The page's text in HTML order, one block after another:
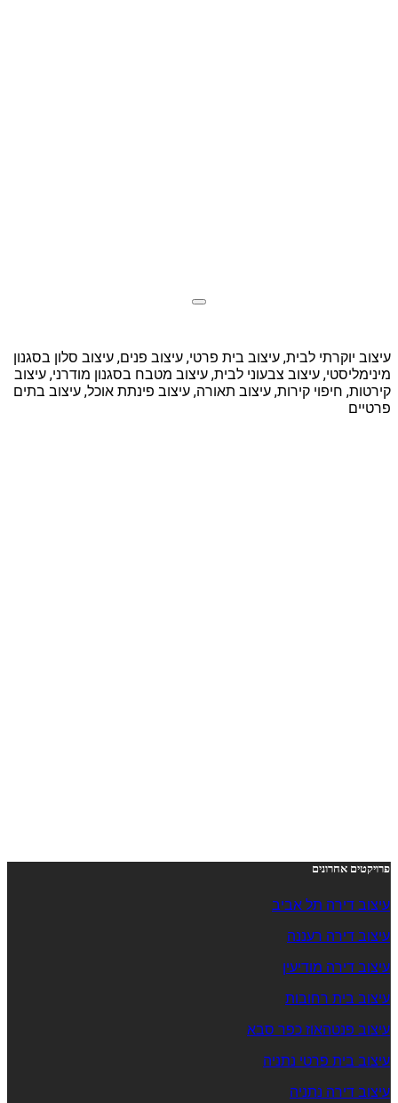
עיצוב יוקרתי לבית, עיצוב בית פרטי, עיצוב פנים, עיצוב סלון בסגנון
מינימליסטי, עיצוב צבעוני לבית, עיצוב מטבח בסגנון מודרני, עיצוב
קירטות, חיפוי קירות, עיצוב תאורה, עיצוב פינתת אוכל, עיצוב בתים
פרטיים
פרויקטים אחרונים
עיצוב דירה תל אביב
עיצוב דירה רעננה
עיצוב דירה מודיעין
עיצוב בית רחובות
עיצוב פנטהאוז כפר סבא
עיצוב בית פרטי נתניה
עיצוב דירה נתניה